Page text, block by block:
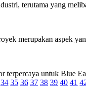
terutama yang
merupakan aspek
untuk Blue
34 35 36 37 38 39 40 41